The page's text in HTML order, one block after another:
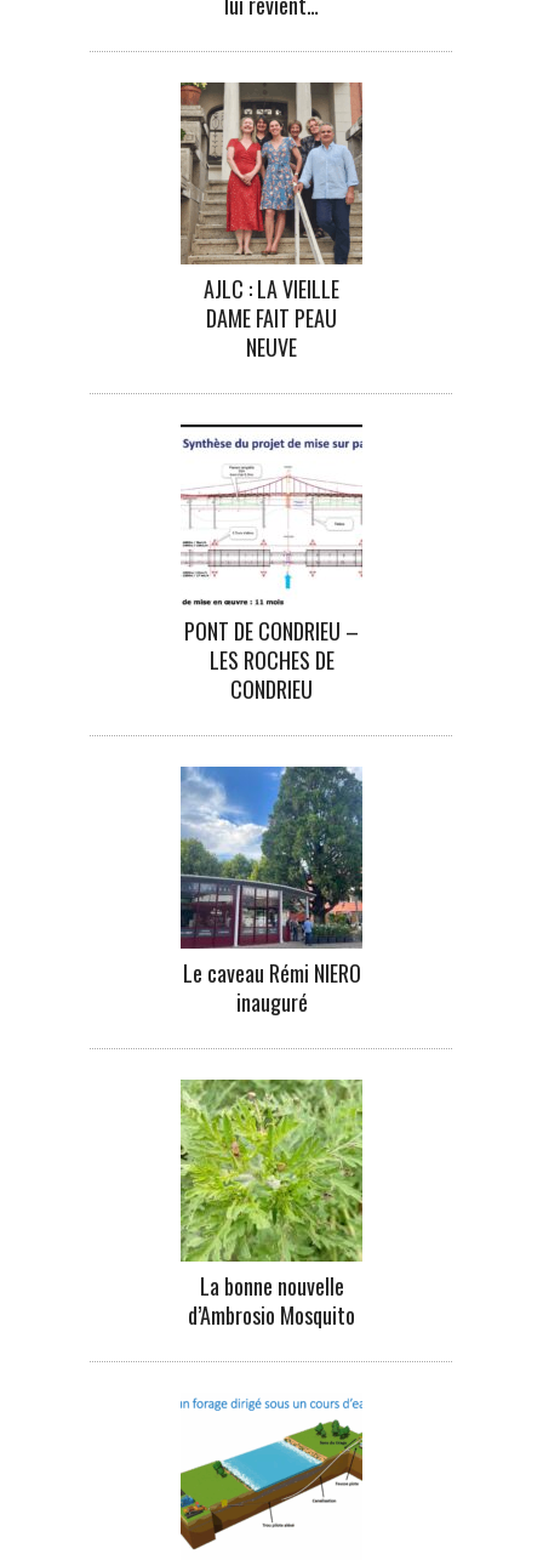
AJLC : LA VIEILLE
DAME FAIT PEAU
NEUVE
PONT DE CONDRIEU –
LES ROCHES DE
CONDRIEU
Le caveau Rémi NIERO
inauguré
La bonne nouvelle
d’Ambrosio Mosquito